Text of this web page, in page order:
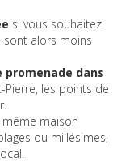
si vous souhaitez
sont alors moins
promenade dans
Pierre, les points de
même maison
ou millésimes,